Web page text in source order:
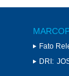
Fato
DRI: